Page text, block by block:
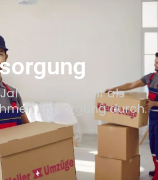
Jahren führen wir als
Entsorgung durch.